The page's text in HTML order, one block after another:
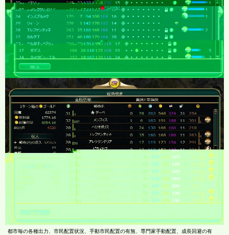
都市毎の各種出力、市民配置状況、手動市民配置の有無、専門家手動配置、成長回避の有